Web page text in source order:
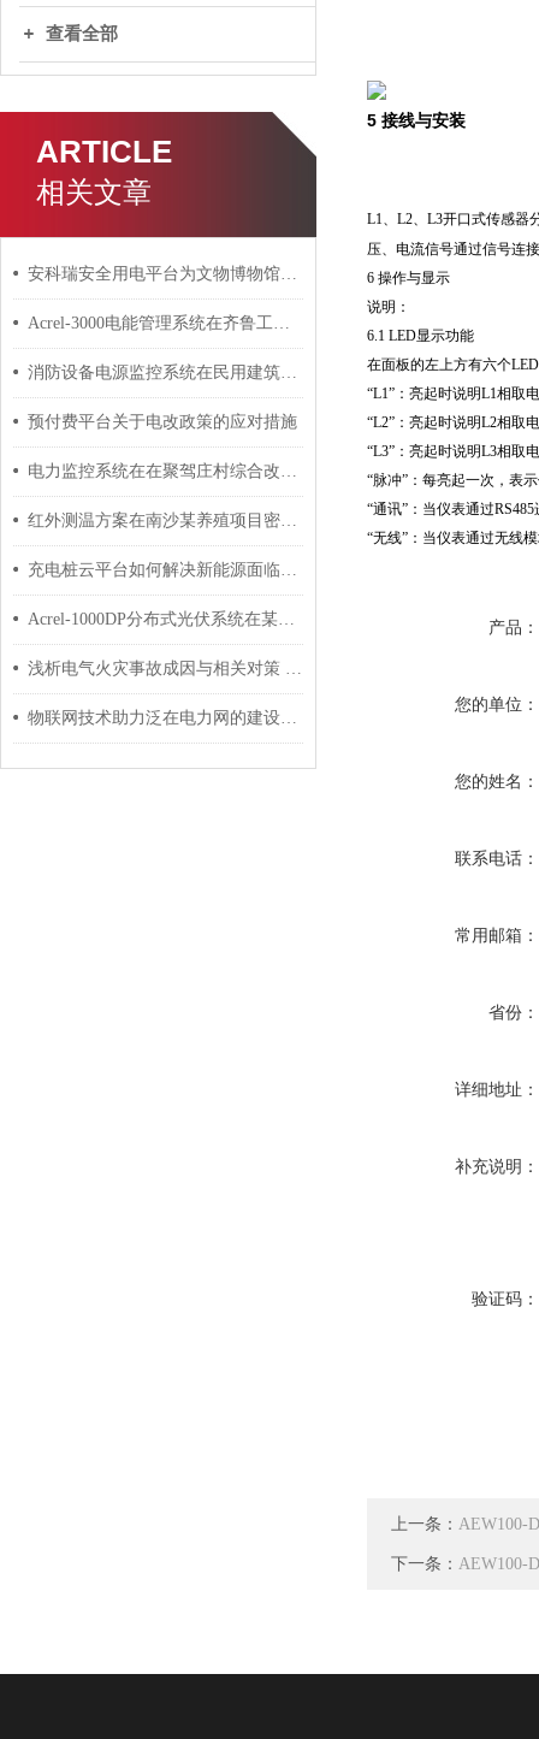
查看全部
ARTICLE
相关文章
安科瑞安全用电平台为文物博物馆用电保驾护航
Acrel-3000电能管理系统在齐鲁工业大学的应用
消防设备电源监控系统在民用建筑中的设计和应用
预付费平台关于电改政策的应对措施
电力监控系统在在聚驾庄村综合改造及安置小区工程家园项目的应用
红外测温方案在南沙某养殖项目密集母线槽上的应用
充电桩云平台如何解决新能源面临的问题？安科瑞 许敏
Acrel-1000DP分布式光伏系统在某重工企业18MW分布式光伏中应用
浅析电气火灾事故成因与相关对策 安科瑞 许敏
物联网技术助力泛在电力网的建设与应用
5 接线与安装
L1、L2、L3开口式传感器
压、电流信号通过信号连
6 操作与显示
说明：
6.1 LED显示功能
在面板的左上方有六个LED
“L1”：亮起时说明L1相取
“L2”：亮起时说明L2相取
“L3”：亮起时说明L3相取
“脉冲”：每亮起一次，表
“通讯”：当仪表通过
“无线”：当仪表通过无线
产品：
您的单位：
您的姓名：
联系电话：
常用邮箱：
省份：
详细地址：
补充说明：
验证码：
上一条： AEW100-
下一条： AEW100-